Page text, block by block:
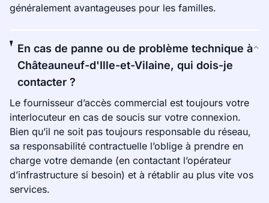
généralement avantageuses pour les familles.
En cas de panne ou de problème technique à
Châteauneuf-d'Ille-et-Vilaine, qui dois-je
contacter ?
Le fournisseur d’accès commercial est toujours votre
interlocuteur en cas de soucis sur votre connexion.
Bien qu’il ne soit pas toujours responsable du réseau,
sa responsabilité contractuelle l’oblige à prendre en
charge votre demande (en contactant l’opérateur
d’infrastructure si besoin) et à rétablir au plus vite vos
services.